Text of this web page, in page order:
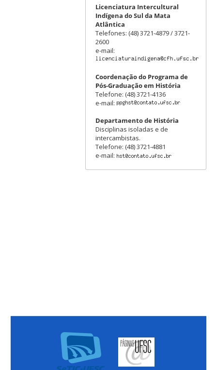
Licenciatura Intercultural
Indígena do Sul da Mata
Atlântica
Telefones: (48) 3721-4879 / 3721-
2600
e-mail:
Coordenação do Programa de
Pós-Graduação em História
Telefone: (48) 3721-4136
e-mail:
Departamento de História
Disciplinas isoladas e de
intercambistas.
Telefone: (48) 3721-4881
e-mail: